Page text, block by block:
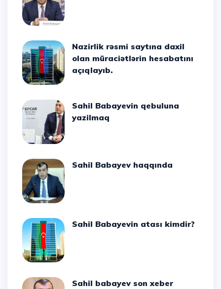
Nazirlik rəsmi saytına daxil
olan müraciətlərin hesabatını
açıqlayıb.
Sahil Babayevin qebuluna
yazilmaq
Sahil Babayev haqqında
Sahil Babayevin atası kimdir?
Sahil babayev son xeber